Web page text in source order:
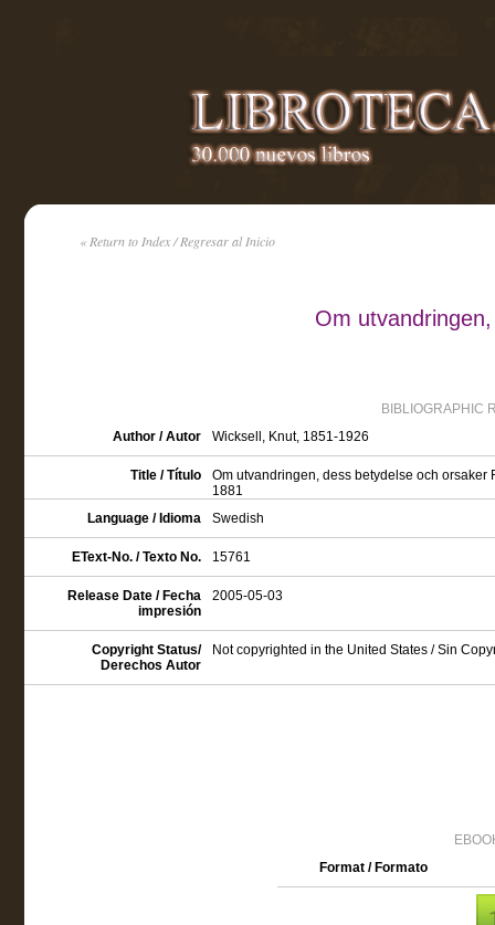
« Return to Index / Regresar al Inicio
Om
BIBLIOGRAPHIC
Author / Autor
Wicksell, Knut, 1851-1926
Title / Título
Om utvandringen, dess betydelse och
1881
Language / Idioma
Swedish
EText-No. / Texto No. 15761
Release Date / Fecha
impresión
2005-05-03
Copyright Status/
Derechos Autor
Not copyrighted in the United States / Sin
Format / Formato